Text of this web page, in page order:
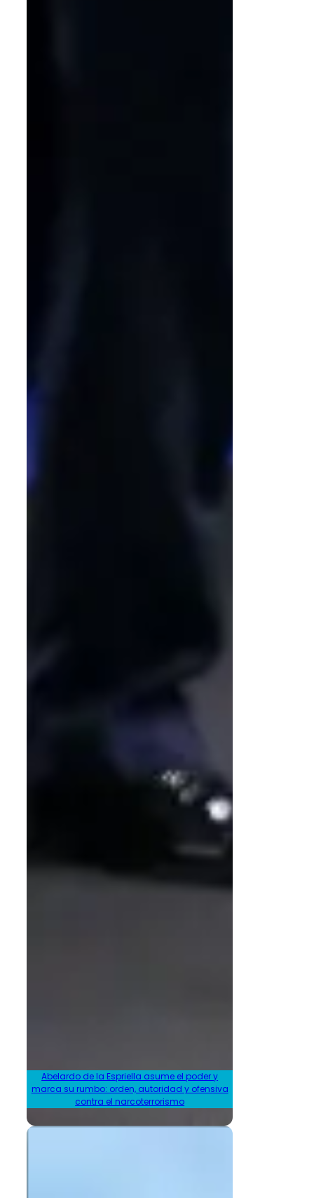
Abelardo de la Espriella asume el poder y
marca su rumbo: orden, autoridad y ofensiva
contra el narcoterrorismo